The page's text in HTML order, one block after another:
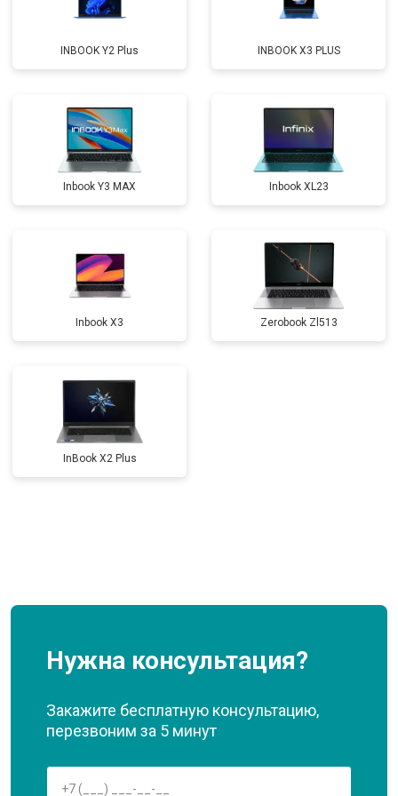
Замена оперативной памяти от 1100 ₽ Заказать
Прошивка BIOS от 1500 ₽ Заказать
Ремонт петель от 3990 ₽
INBOOK Y2 Plus INBOOK X3 PLUS
Inbook Y3 MAX Inbook XL23
Inbook X3 Zerobook Zl513
InBook X2 Plus
Нужна консультация?
Закажите бесплатную консультацию,
перезвоним за 5 минут